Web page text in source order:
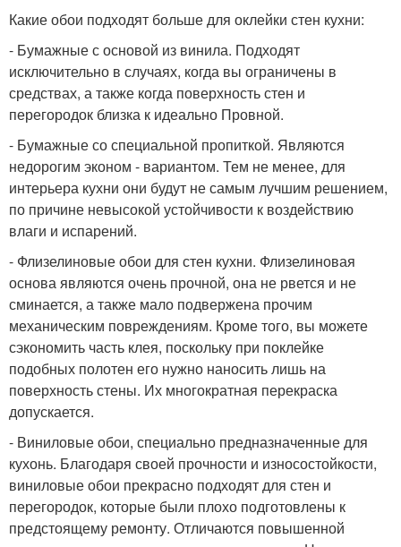
Какие обои подходят больше для оклейки стен кухни:
- Бумажные с основой из винила. Подходят
исключительно в случаях, когда вы ограничены в
средствах, а также когда поверхность стен и
перегородок близка к идеально Провной.
- Бумажные со специальной пропиткой. Являются
недорогим эконом - вариантом. Тем не менее, для
интерьера кухни они будут не самым лучшим решением,
по причине невысокой устойчивости к воздействию
влаги и испарений.
- Флизелиновые обои для стен кухни. Флизелиновая
основа являются очень прочной, она не рвется и не
сминается, а также мало подвержена прочим
механическим повреждениям. Кроме того, вы можете
сэкономить часть клея, поскольку при поклейке
подобных полотен его нужно наносить лишь на
поверхность стены. Их многократная перекраска
допускается.
- Виниловые обои, специально предназначенные для
кухонь. Благодаря своей прочности и износостойкости,
виниловые обои прекрасно подходят для стен и
перегородок, которые были плохо подготовлены к
предстоящему ремонту. Отличаются повышенной